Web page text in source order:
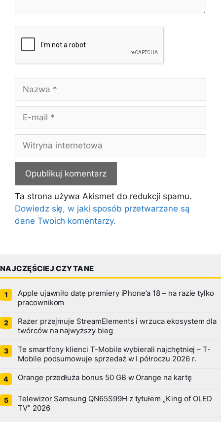
mail
internetowa
Ta strona używa Akismet do redukcji spamu.
Dowiedz się, w jaki sposób przetwarzane są
dane Twoich komentarzy.
NAJCZĘŚCIEJ CZYTANE
Apple ujawniło datę premiery iPhone’a 18 – na razie tylko
pracownikom
Razer przejmuje StreamElements i wrzuca ekosystem dla
twórców na najwyższy bieg
Te smartfony klienci T-Mobile wybierali najchętniej – T-
Mobile podsumowuje sprzedaż w I półroczu 2026 r.
Orange przedłuża bonus 50 GB w Orange na kartę
Telewizor Samsung QN65S99H z tytułem „King of OLED
TV” 2026